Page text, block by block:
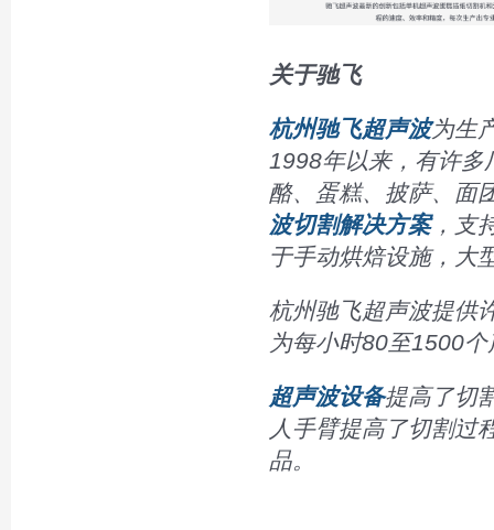
关于驰飞
杭州驰飞超声波为生
1998年以来，有许多
酪、蛋糕、披萨、面
波切割解决方案，支
于手动烘焙设施，大
杭州驰飞超声波提供
为每小时80至1500个
超声波设备提高了切
人手臂提高了切割过
品。